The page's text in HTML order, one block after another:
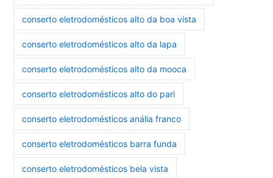
conserto eletrodomésticos alto da boa vista
conserto eletrodomésticos alto da lapa
conserto eletrodomésticos alto da mooca
conserto eletrodomésticos alto do pari
conserto eletrodomésticos anália franco
conserto eletrodomésticos barra funda
conserto eletrodomésticos bela vista